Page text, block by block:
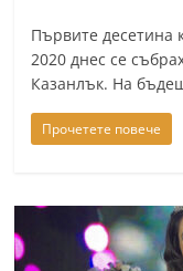
Първите десетина
2020 днес се
Казанлък. На
Прочетете повече